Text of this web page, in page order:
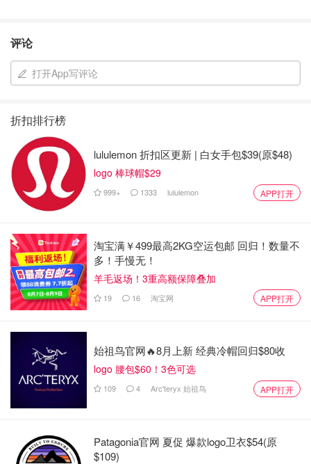
评论
打开App写评论
折扣排行榜
lululemon 折扣区更新 | 白女手包$39(原$48)
logo 棒球帽$29
999+ 1333 lululemon APP打开
淘宝满￥499最高2KG空运包邮 回归！数量不
多！手慢无！
羊毛返场！3重高额保障叠加
19 16 淘宝网 APP打开
始祖鸟官网🔥8月上新 经典冷帽回归$80收
logo 腰包$60！3色可选
109 4 Arc'teryx 始祖鸟 APP打开
Patagonia官网 夏促 爆款logo卫衣$54(原
$109)